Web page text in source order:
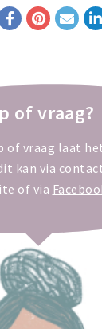
of vraag?
of vraag laat
kan via
of via